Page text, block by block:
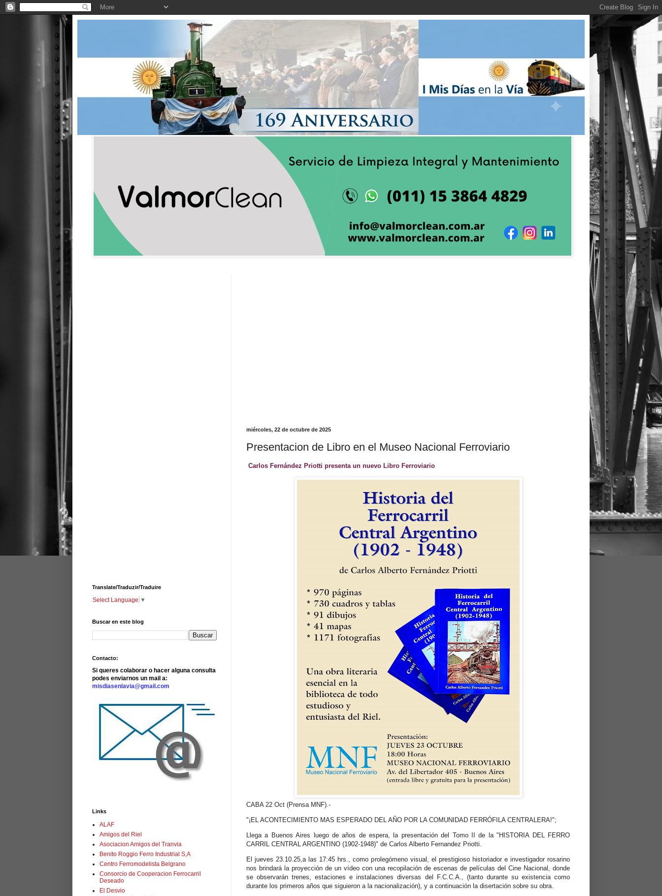
miércoles, 22 de octubre de 2025
Presentacion de Libro en el Museo Nacional Ferroviario
Carlos Fernández Priotti presenta un nuevo Libro Ferroviario
CABA 22 Oct (Prensa MNF).-
"¡EL ACONTECIMIENTO MAS ESPERADO DEL AÑO POR LA COMUNIDAD FERRÓFILA CENTRALERA!";
Llega a Buenos Aires luego de años de espera, la presentación del Tomo II de la "HISTORIA DEL FERRO
CARRIL CENTRAL ARGENTINO (1902-1948)" de Carlos Alberto Fernandez Priotti.
El jueves 23.10.25,a las 17:45 hrs., como prolegómeno visual, el prestigioso historiador e investigador rosarino
nos brindará la proyección de un vídeo con una recopilación de escenas de películas del Cine Nacional, donde
se observarán trenes, estaciones e instalaciones diversas del F.C.C.A., (tanto durante su existencia como
durante los primeros años que siguieron a la nacionalización), y a continuación la disertación sobre su obra.
Translate/Traduzir/Traduire
Select Language ▼
Buscar en este blog
Contacto:
Si queres colaborar o hacer alguna consulta
podes enviarnos un mail a:
misdiasenlavia@gmail.com
Links
ALAF
Amigos del Riel
Asociacion Amigos del Tranvia
Benito Roggio Ferro Industrial S,A
Centro Ferromodelista Belgrano
Consorcio de Cooperacion Ferrocarril
Deseado
El Desvio